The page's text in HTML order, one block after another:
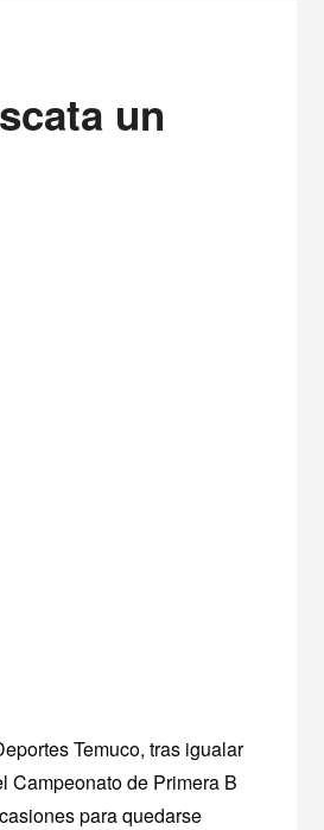
un
Temuco, tras igualar
Campeonato de Primera B
para quedarse